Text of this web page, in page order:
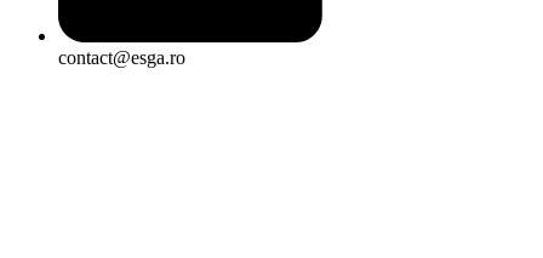
contact@esga.ro